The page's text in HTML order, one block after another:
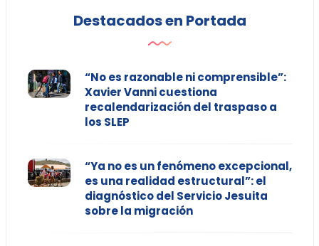
Destacados en Portada
“No es razonable ni comprensible”:
Xavier Vanni cuestiona
recalendarización del traspaso a
los SLEP
“Ya no es un fenómeno excepcional,
es una realidad estructural”: el
diagnóstico del Servicio Jesuita
sobre la migración